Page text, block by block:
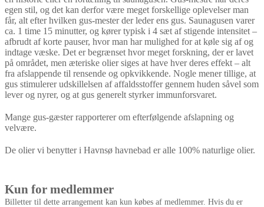
egen stil, og det kan derfor være meget forskellige oplevelser man
får, alt efter hvilken gus-mester der leder ens gus. Saunagusen varer
ca. 1 time 15 minutter, og kører typisk i 4 sæt af stigende intensitet –
afbrudt af korte pauser, hvor man har mulighed for at køle sig af og
indtage væske. Det er begrænset hvor meget forskning, der er lavet
på området, men æteriske olier siges at have hver deres effekt – alt
fra afslappende til rensende og opkvikkende. Nogle mener tillige, at
gus stimulerer udskillelsen af affaldsstoffer gennem huden såvel som
lever og nyrer, og at gus generelt styrker immunforsvaret.
Mange gus-gæster rapporterer om efterfølgende afslapning og
velvære.
De olier vi benytter i Havnsø havnebad er alle 100% naturlige olier.
Kun for medlemmer
Billetter til dette arrangement kan kun købes af medlemmer. Hvis du er